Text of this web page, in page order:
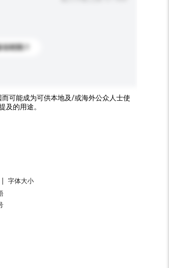
时间？
可能成为可供本地及/或海外公众人士使
及的用途。
字体大小